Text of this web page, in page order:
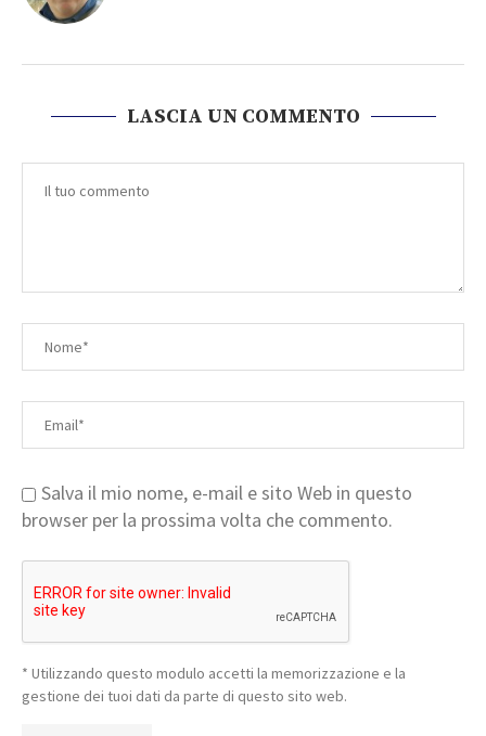
LASCIA UN COMMENTO
Salva il mio nome, e-mail e sito Web in questo
browser per la prossima volta che commento.
* Utilizzando questo modulo accetti la memorizzazione e la
gestione dei tuoi dati da parte di questo sito web.